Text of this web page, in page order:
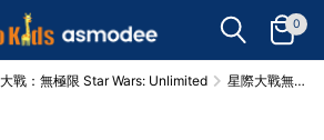
0
戰：無極限 Star Wars: Unlimited
星際大戰無極